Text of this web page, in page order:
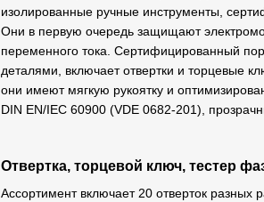
изолированные ручные инструменты,
Они в первую очередь защищают
переменного тока. Сертифицированный
деталями, включает отвертки и торцевые
они имеют мягкую рукоятку и
DIN EN/IEC 60900 (VDE 0682-201),
Отвертка, торцевой ключ, тестер
Ассортимент включает 20 отверток